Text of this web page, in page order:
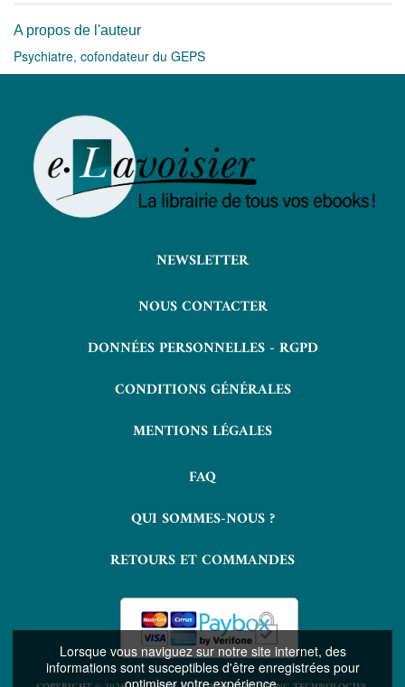
Lorsque vous naviguez sur notre site internet, des
informations sont susceptibles d'être enregistrées pour
A propos de l'auteur
Psychiatre, cofondateur du GEPS
NEWSLETTER
NOUS CONTACTER
DONNÉES PERSONNELLES - RGPD
CONDITIONS GÉNÉRALES
MENTIONS LÉGALES
FAQ
QUI SOMMES-NOUS ?
RETOURS ET COMMANDES